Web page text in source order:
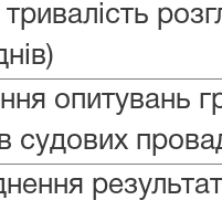
опитувань
судових